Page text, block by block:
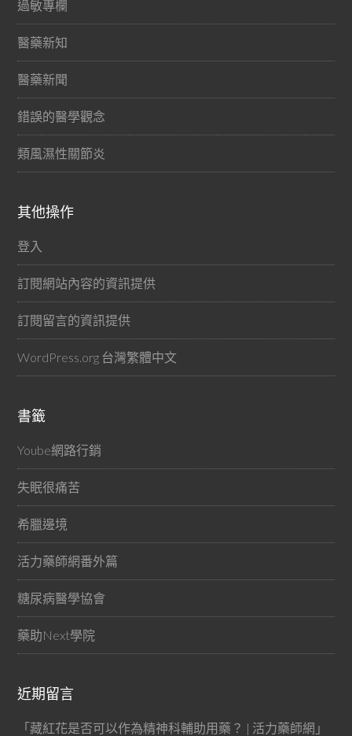
過敏專欄
醫藥新知
醫藥新聞
錯誤的醫學觀念
類風濕性關節炎
其他操作
登入
訂閱網站內容的資訊提供
訂閱留言的資訊提供
WordPress.org 台灣繁體中文
書籤
Yoube網路行銷
失眠很痛苦
希臘邊境
活力藥師網番外篇
糖尿病醫學協會
藥助Next學院
近期留言
「藏紅花是否可以作為精神科輔助用藥？ | 活力藥師網 」